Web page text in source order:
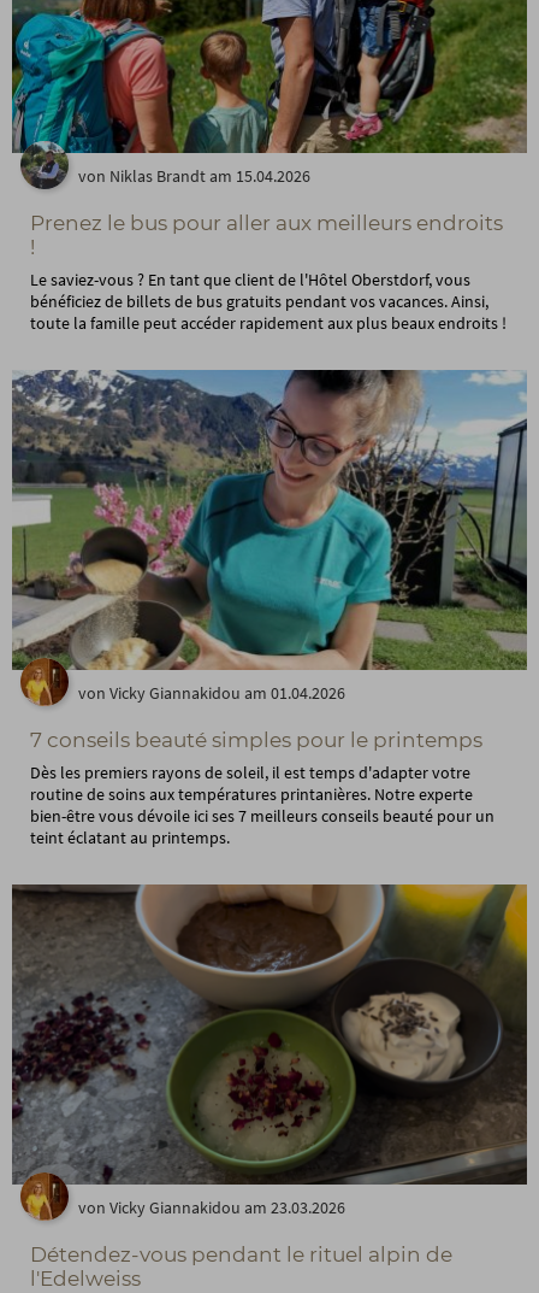
von Niklas Brandt am 15.04.2026
Prenez le bus pour aller aux meilleurs endroits
!
Le saviez-vous ? En tant que client de l'Hôtel Oberstdorf, vous
bénéficiez de billets de bus gratuits pendant vos vacances. Ainsi,
toute la famille peut accéder rapidement aux plus beaux endroits !
von Vicky Giannakidou am 01.04.2026
7 conseils beauté simples pour le printemps
Dès les premiers rayons de soleil, il est temps d'adapter votre
routine de soins aux températures printanières. Notre experte
bien-être vous dévoile ici ses 7 meilleurs conseils beauté pour un
teint éclatant au printemps.
von Vicky Giannakidou am 23.03.2026
Détendez-vous pendant le rituel alpin de
l'Edelweiss